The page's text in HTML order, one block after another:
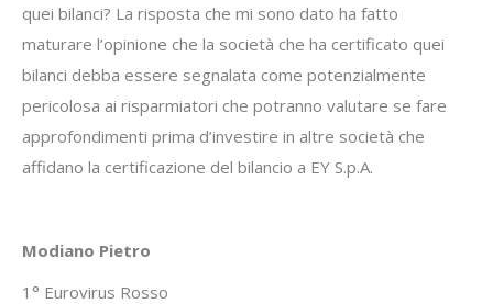
quei bilanci? La risposta che mi sono dato ha fatto
maturare l’opinione che la società che ha certificato quei
bilanci debba essere segnalata come potenzialmente
pericolosa ai risparmiatori che potranno valutare se fare
approfondimenti prima d’investire in altre società che
affidano la certificazione del bilancio a EY S.p.A.
Modiano Pietro
1° Eurovirus Rosso